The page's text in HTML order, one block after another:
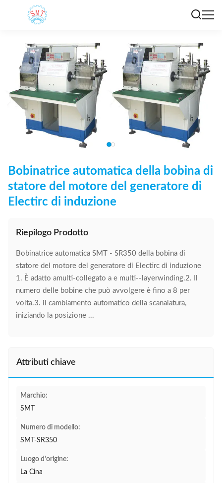
Bobinatrice automatica della bobina di
statore del motore del generatore di
Electirc di induzione
Riepilogo Prodotto
Bobinatrice automatica SMT - SR350 della bobina di
statore del motore del generatore di Electirc di induzione
1. È adatto amulti-collegato a e multi--layerwinding.2. Il
numero delle bobine che può avvolgere è fino a 8 per
volta.3. il cambiamento automatico della scanalatura,
iniziando la posizione ...
Attributi chiave
Marchio:
SMT
Numero di modello:
SMT-SR350
Luogo d'origine:
La Cina